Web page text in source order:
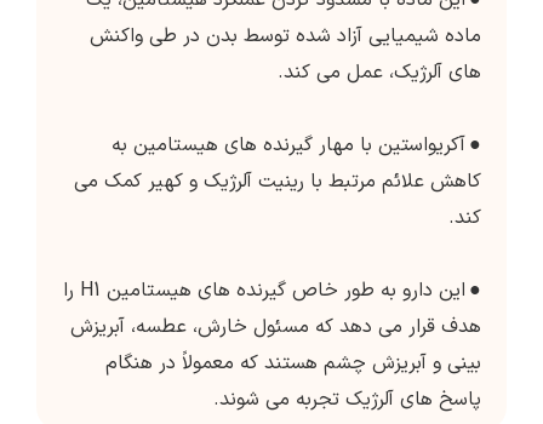
ماده شیمیایی آزاد شده توسط بدن در طی واکنش
های آلرژیک، عمل می کند.
●آکریواستین با مهار گیرنده های هیستامین به
کاهش علائم مرتبط با رینیت آلرژیک و کهیر کمک می
کند.
●
این دارو به طور خاص گیرنده های هیستامین H1 را
هدف قرار می دهد که مسئول خارش، عطسه، آبریزش
بینی و آبریزش چشم هستند که معمولاً در هنگام
پاسخ های آلرژیک تجربه می شوند.